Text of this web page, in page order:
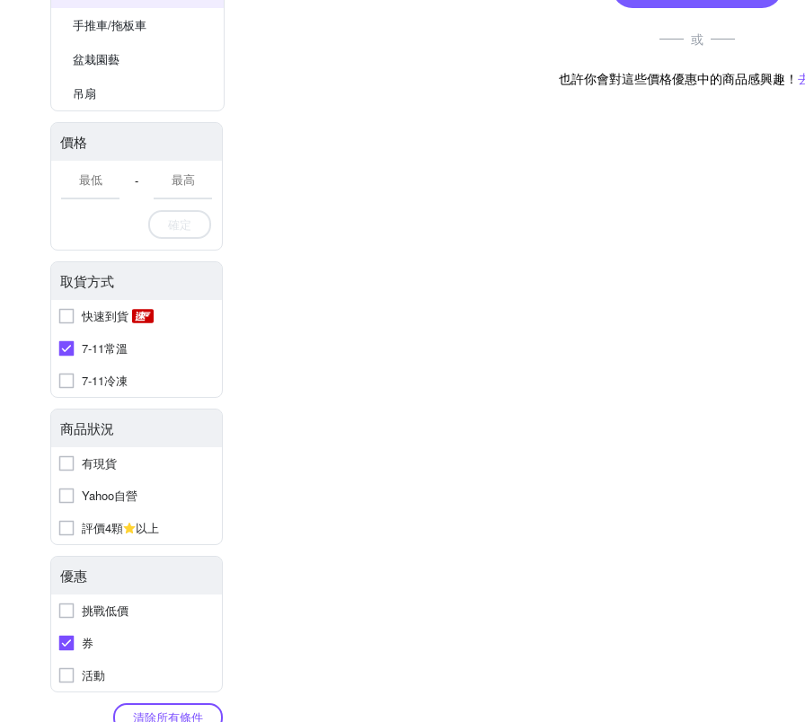
手推車/拖板車
盆栽園藝
吊扇
價格
-
確定
取貨方式
快速到貨
7-11常溫
7-11冷凍
商品狀況
有現貨
Yahoo自營
評價4顆
以上
優惠
挑戰低價
券
活動
清除所有條件
或
也許你會對這些價格優惠中的商品感興趣！